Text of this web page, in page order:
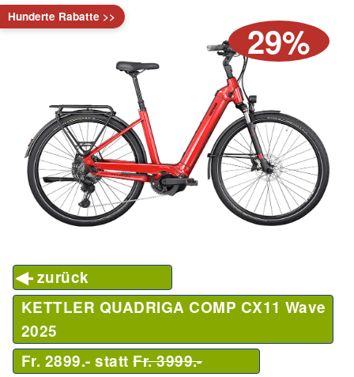
Hunderte Rabatte >>
29%
zurück
KETTLER QUADRIGA COMP CX11 Wave
2025
Fr. 2899.- stattFr. 3999.-